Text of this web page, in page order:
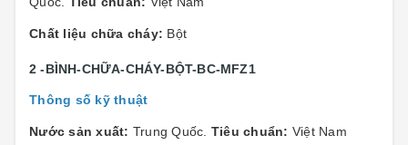
Chất liệu chữa cháy: Bột
2 -BÌNH-CHỮA-CHÁY-BỘT-BC-MFZ1
Thông số kỹ thuật
Nước sản xuất: Trung Quốc. Tiêu chuẩn: Việt Nam